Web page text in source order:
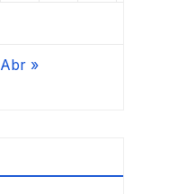
Abr »